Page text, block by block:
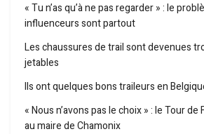
« Tu n’as qu’à ne pas regarder » : le
influenceurs sont partout
Les chaussures de trail sont devenues
jetables
Ils ont quelques bons traileurs en
« Nous n’avons pas le choix » : le Tour
au maire de Chamonix